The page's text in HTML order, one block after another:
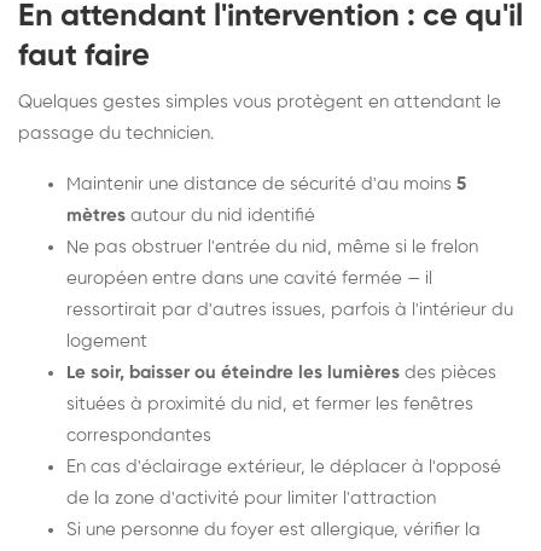
En attendant l'intervention : ce qu'il
faut faire
Quelques gestes simples vous protègent en attendant le
passage du technicien.
Maintenir une distance de sécurité d'au moins 5
mètres autour du nid identifié
Ne pas obstruer l'entrée du nid, même si le frelon
européen entre dans une cavité fermée — il
ressortirait par d'autres issues, parfois à l'intérieur du
logement
Le soir, baisser ou éteindre les lumières des pièces
situées à proximité du nid, et fermer les fenêtres
correspondantes
En cas d'éclairage extérieur, le déplacer à l'opposé
de la zone d'activité pour limiter l'attraction
Si une personne du foyer est allergique, vérifier la